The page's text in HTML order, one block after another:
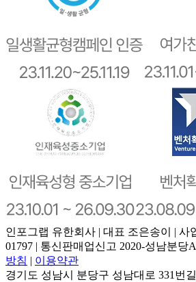
인포그랩 유한회사 | 대표 조은송이 | 사
01797 | 통신판매업신고 2020-성남분당
방침 | 이용약관
경기도 성남시 분당구 성남대로 331번